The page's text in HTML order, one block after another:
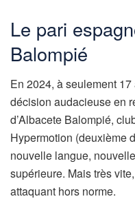
Le pari
Balompié
En 2024, à seulement
décision audacieuse en
d’Albacete Balompié,
Hypermotion (deuxième
nouvelle langue,
supérieure. Mais très
attaquant hors norme.